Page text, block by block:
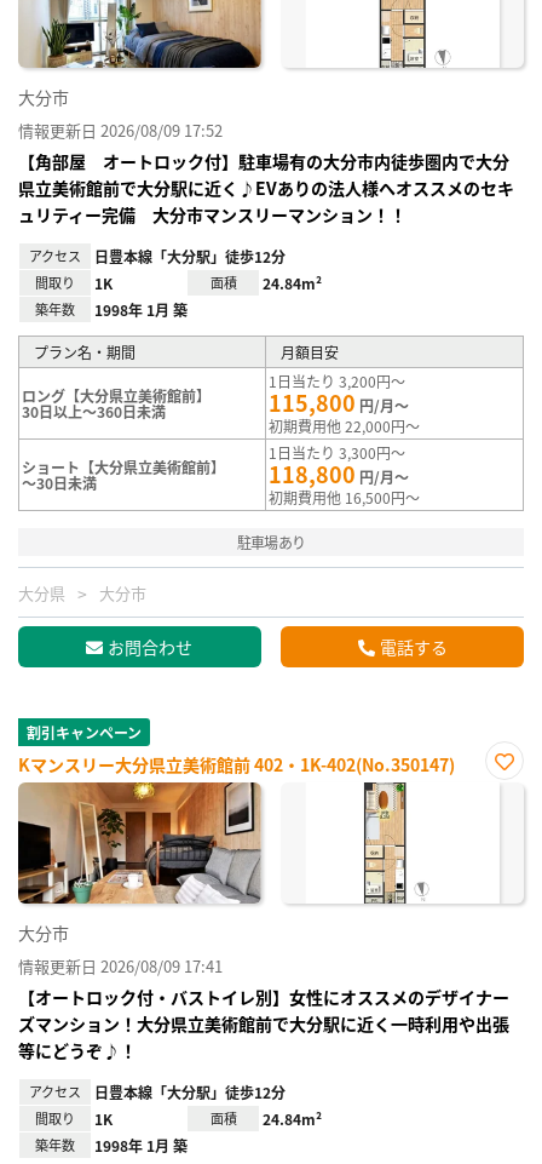
大分市
情報更新日 2026/08/09 17:52
【角部屋 オートロック付】駐車場有の大分市内徒歩圏内で大分
県立美術館前で大分駅に近く♪EVありの法人様へオススメのセキ
ュリティー完備 大分市マンスリーマンション！！
アクセス 日豊本線「大分駅」徒歩12分
間取り 1K 面積 24.84m²
築年数 1998年 1月 築
プラン名・期間 月額目安
ロング【大分県立美術館前】
30日以上～360日未満
1日当たり 3,200円～
115,800 円/月～
初期費用他 22,000円～
ショート【大分県立美術館前】
～30日未満
1日当たり 3,300円～
118,800 円/月～
初期費用他 16,500円～
駐車場あり
大分県 大分市
お問合わせ 電話する
割引キャンペーン
Kマンスリー大分県立美術館前 402・1K-402(No.350147)
お気
大分市
情報更新日 2026/08/09 17:41
【オートロック付・バストイレ別】女性にオススメのデザイナー
ズマンション！大分県立美術館前で大分駅に近く一時利用や出張
等にどうぞ♪！
アクセス 日豊本線「大分駅」徒歩12分
間取り 1K 面積 24.84m²
築年数 1998年 1月 築